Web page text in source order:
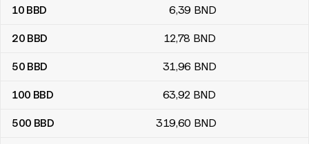
10 BBD 6,39 BND
20 BBD 12,78 BND
50 BBD 31,96 BND
100 BBD 63,92 BND
500 BBD 319,60 BND